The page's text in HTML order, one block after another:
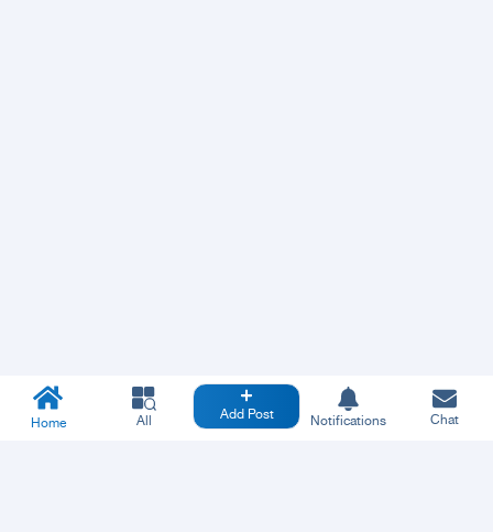
Home All Add Post Notifications Chat